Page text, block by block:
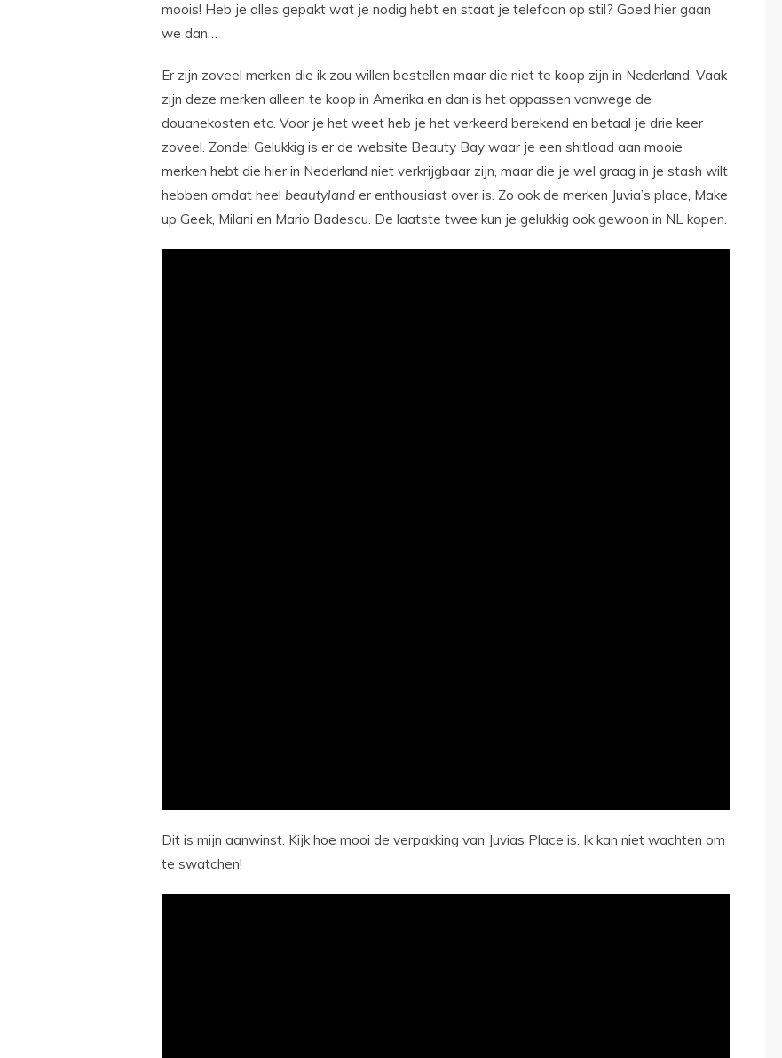
moois! Heb je alles gepakt wat je nodig hebt en staat je telefoon op stil? Goed hier gaan
we dan…
Er zijn zoveel merken die ik zou willen bestellen maar die niet te koop zijn in Nederland. Vaak
zijn deze merken alleen te koop in Amerika en dan is het oppassen vanwege de
douanekosten etc. Voor je het weet heb je het verkeerd berekend en betaal je drie keer
zoveel. Zonde! Gelukkig is er de website Beauty Bay waar je een shitload aan mooie
merken hebt die hier in Nederland niet verkrijgbaar zijn, maar die je wel graag in je stash wilt
hebben omdat heel beautyland er enthousiast over is. Zo ook de merken Juvia’s place, Make
up Geek, Milani en Mario Badescu. De laatste twee kun je gelukkig ook gewoon in NL kopen.
Dit is mijn aanwinst. Kijk hoe mooi de verpakking van Juvias Place is. Ik kan niet wachten om
te swatchen!